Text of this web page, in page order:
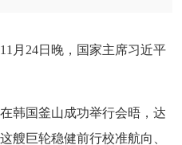
月24日晚，国家主席习近平
韩国釜山成功举行会晤，达
艘巨轮稳健前行校准航向、